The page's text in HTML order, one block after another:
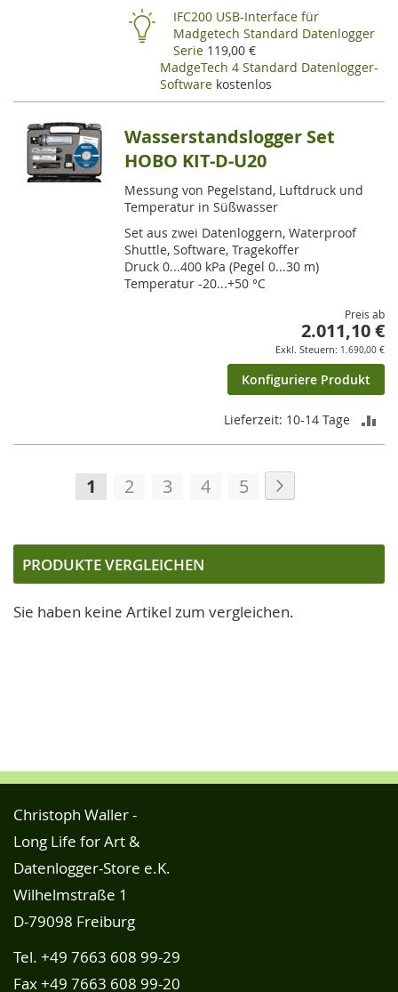
IFC200 USB-Interface für
Madgetech Standard Datenlogger
Serie 119,00 €
MadgeTech 4 Standard Datenlogger-
Software kostenlos
Wasserstandslogger Set
HOBO KIT-D-U20
Messung von Pegelstand, Luftdruck und
Temperatur in Süßwasser
Set aus zwei Datenloggern, Waterproof
Shuttle, Software, Tragekoffer
Druck 0...400 kPa (Pegel 0...30 m)
Temperatur -20...+50 °C
Preis ab
2.011,10 €
1.690,00 €
Konfiguriere Produkt
Lieferzeit: 10-14 Tage
Seite
Sie
gerade
die
1 Seite
2 Seite
3 Seite
4 Seite
5
PRODUKTE VERGLEICHEN
Sie haben keine Artikel zum vergleichen.
Christoph Waller -
Long Life for Art &
Datenlogger-Store e.K.
Wilhelmstraße 1
D-79098 Freiburg
Tel. +49 7663 608 99-29
Fax +49 7663 608 99-20